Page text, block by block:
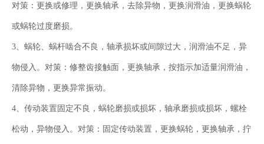
对策：更换或修理，更换轴承，去除异物，更换润滑油，更换蜗轮
或蜗轮过度磨损。
3、蜗轮、蜗杆啮合不良，轴承损坏或间隙过大，润滑油不足，异
物侵入。对策：修整齿接触面，更换轴承，按指示加适量润滑油，
清除异物，更换异常振动。
4、传动装置固定不良，蜗轮磨损或损坏，轴承磨损或损坏，螺栓
松动，异物侵入。对策：固定传动装置，更换蜗轮，更换轴承，拧